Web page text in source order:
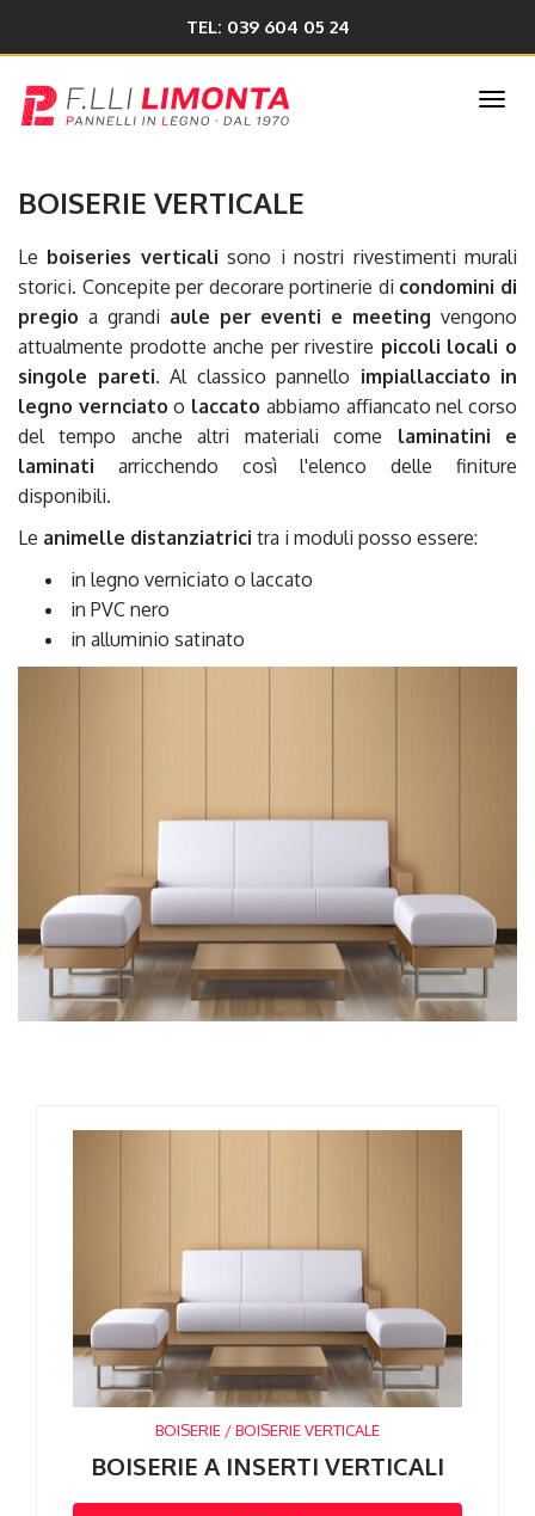
TEL: 039 604 05 24
BOISERIE VERTICALE
Le boiseries verticali sono i nostri rivestimenti murali
storici. Concepite per decorare portinerie di condomini di
pregio a grandi aule per eventi e meeting vengono
attualmente prodotte anche per rivestire piccoli locali o
singole pareti. Al classico pannello impiallacciato in
legno vernciato o laccato abbiamo affiancato nel corso
del tempo anche altri materiali come laminatini e
laminati arricchendo così l'elenco delle finiture
disponibili.
Le animelle distanziatrici tra i moduli posso essere:
in legno verniciato o laccato
in PVC nero
in alluminio satinato
BOISERIE / BOISERIE VERTICALE
BOISERIE A INSERTI VERTICALI